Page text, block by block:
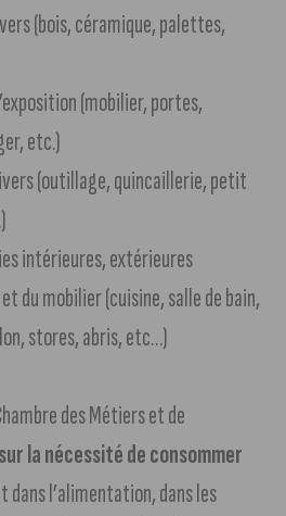
(bois, céramique, palettes,
(mobilier, portes,
etc.)
(outillage, quincaillerie, petit
intérieures, extérieures
du mobilier (cuisine, salle de bain,
stores, abris, etc…)
des Métiers et de
la nécessité de consommer
dans l’alimentation, dans les